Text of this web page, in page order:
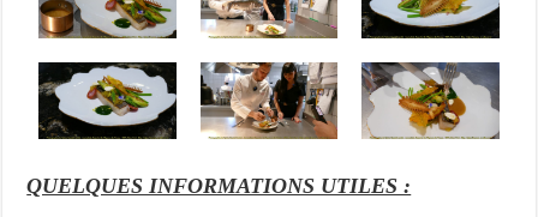
QUELQUES INFORMATIONS UTILES :